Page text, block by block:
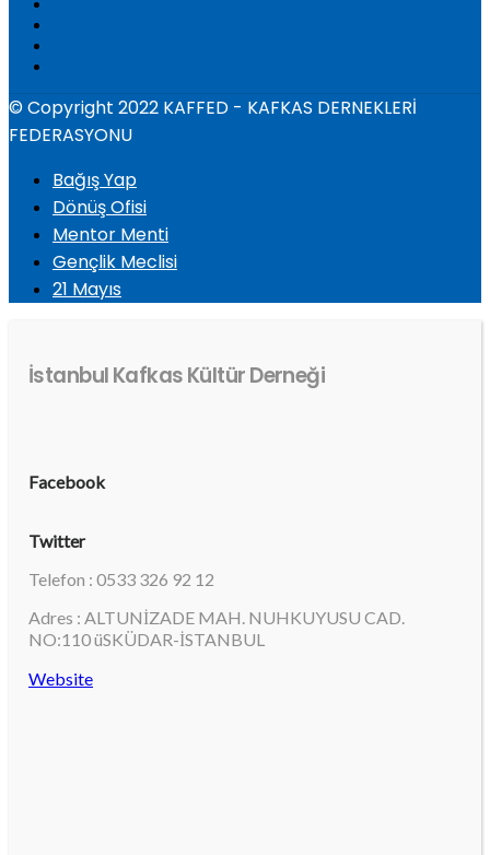
© Copyright 2022 KAFFED - KAFKAS DERNEKLERİ
FEDERASYONU
Bağış Yap
Dönüş Ofisi
Mentor Menti
Gençlik Meclisi
21 Mayıs
İstanbul Kafkas Kültür Derneği
Facebook
Twitter
Telefon : 0533 326 92 12
Adres : ALTUNİZADE MAH. NUHKUYUSU CAD.
NO:110 üSKÜDAR-İSTANBUL
Website